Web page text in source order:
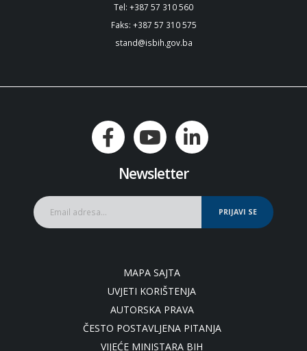
Tel: +387 57 310 560
Faks: +387 57 310 575
stand@isbih.gov.ba
Newsletter
PRIJAVI SE
MAPA SAJTA
UVJETI KORIŠTENJA
AUTORSKA PRAVA
ČESTO POSTAVLJENA PITANJA
VIJEĆE MINISTARA BIH